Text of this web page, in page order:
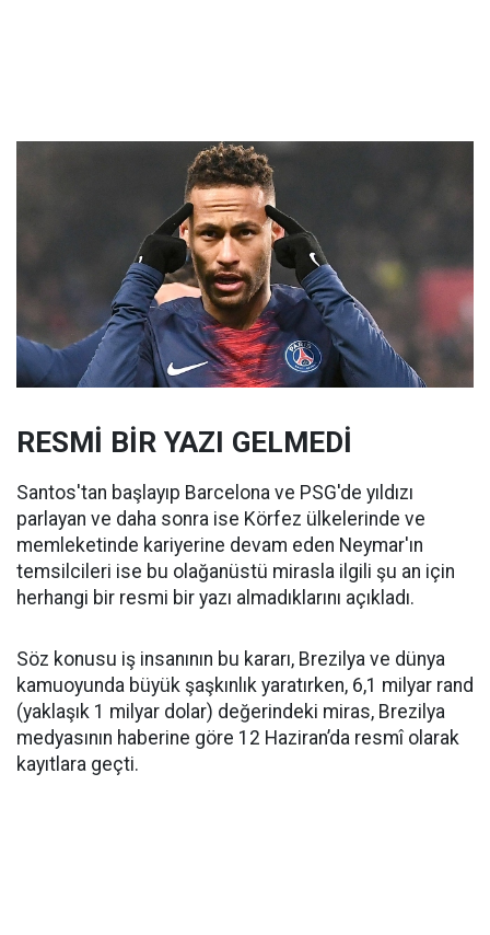
RESMİ BİR YAZI GELMEDİ
Santos'tan başlayıp Barcelona ve PSG'de yıldızı
parlayan ve daha sonra ise Körfez ülkelerinde ve
memleketinde kariyerine devam eden Neymar'ın
temsilcileri ise bu olağanüstü mirasla ilgili şu an için
herhangi bir resmi bir yazı almadıklarını açıkladı.
Söz konusu iş insanının bu kararı, Brezilya ve dünya
kamuoyunda büyük şaşkınlık yaratırken, 6,1 milyar rand
(yaklaşık 1 milyar dolar) değerindeki miras, Brezilya
medyasının haberine göre 12 Haziran’da resmî olarak
kayıtlara geçti.